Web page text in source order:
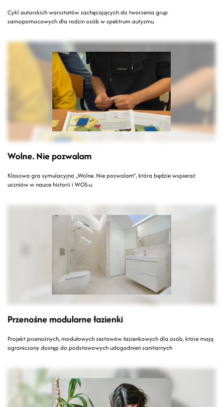
Cykl autorskich warsztatów zachęcających do tworzenia grup
samopomocowych dla rodzin osób w spektrum autyzmu
Wolne. Nie pozwalam
Klasowa gra symulacyjna „Wolne. Nie pozwalam”, która będzie wspierać
uczniów w nauce historii i WOS-u
Przenośne modularne łazienki
Projekt przenośnych, modułowych zestawów łazienkowych dla osób, które mają
ograniczony dostęp do podstawowych udogodnień sanitarnych